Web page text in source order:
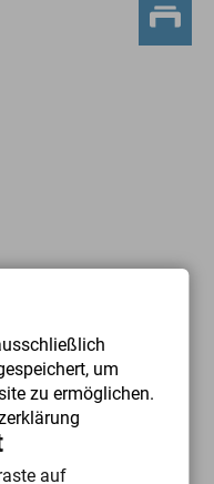
Gebärdensprache
um
zu ermöglichen.
auf